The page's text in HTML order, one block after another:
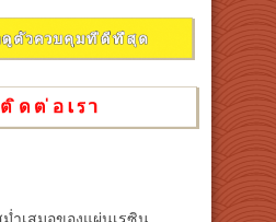
ำเสมอของแผ่นเรซิน